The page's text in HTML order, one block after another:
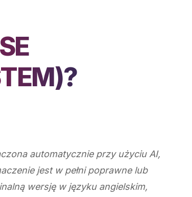
automatycznie przy użyciu AI,
jest w pełni poprawne lub
wersję w języku angielskim,